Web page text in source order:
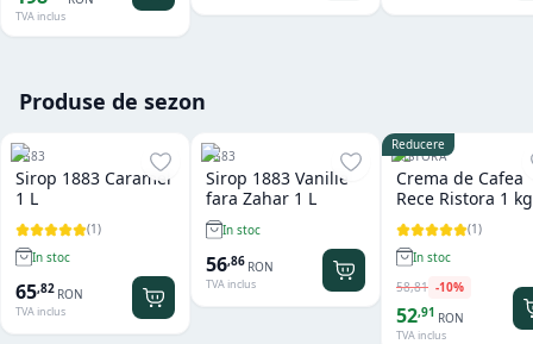
TVA inclus
Produse de sezon
1883
Sirop 1883 Caramel
1 L
(1)
In stoc
65,82 RON
TVA inclus
1883
Sirop 1883 Vanilie
fara Zahar 1 L
In stoc
56,86 RON
TVA inclus
Reducere
RISTORA
Crema de Cafea
Rece Ristora 1 kg
(1)
In stoc
58,81 -10%
52,91 RON
TVA inclus